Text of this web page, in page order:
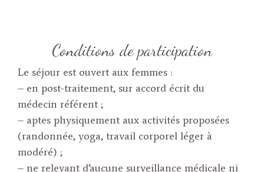
Conditions de participation
Le séjour est ouvert aux femmes :
– en post-traitement, sur accord écrit du
médecin référent ;
– aptes physiquement aux activités proposées
(randonnée, yoga, travail corporel léger à
modéré) ;
– ne relevant d’aucune surveillance médicale ni